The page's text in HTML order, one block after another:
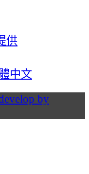
供
中文
by